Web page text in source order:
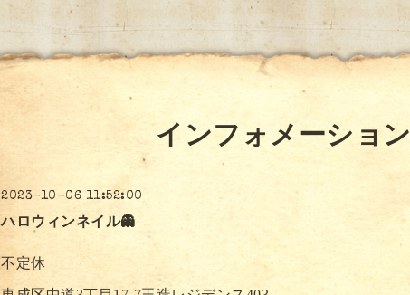
インフォメーション
2023-10-06 11:52:00
ハロウィンネイル👻
不定休